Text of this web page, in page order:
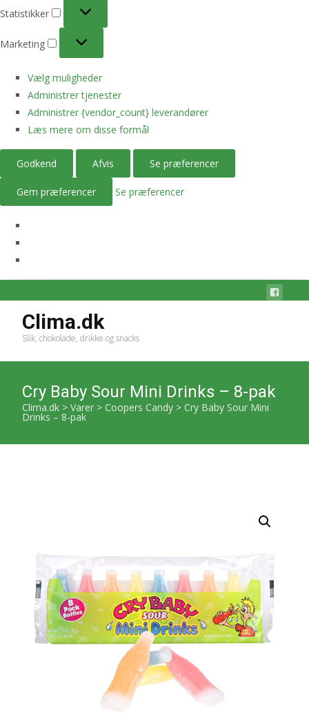
Statistikker
Marketing
Vælg muligheder
Administrer tjenester
Administrer {vendor_count} leverandører
Læs mere om disse formål
Godkend Afvis Se præferencer
Gem præferencer Se præferencer
Clima.dk
Slik, chokolade, drikke og snacks
Cry Baby Sour Mini Drinks – 8-pak
Clima.dk > Varer > Coopers Candy > Cry Baby Sour Mini
Drinks – 8-pak